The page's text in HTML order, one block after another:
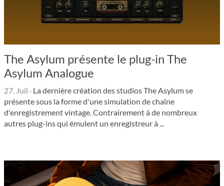
The Asylum présente le plug-in The
Asylum Analogue
27. Juil · La dernière création des studios The Asylum se
présente sous la forme d'une simulation de chaîne
d'enregistrement vintage. Contrairement à de nombreux
autres plug-ins qui émulent un enregistreur à ...